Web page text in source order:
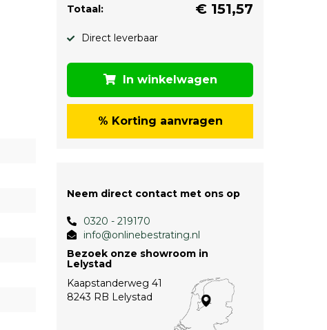
Totaal: € 151,57
Direct leverbaar
In winkelwagen
% Korting aanvragen
Neem direct contact met ons op
0320 - 219170
info@onlinebestrating.nl
Bezoek onze showroom in
Lelystad
Kaapstanderweg 41
8243 RB Lelystad